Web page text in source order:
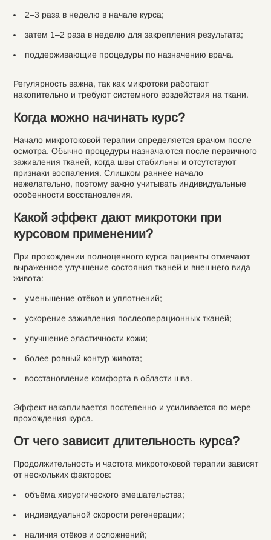
2–3 раза в неделю в начале курса;
затем 1–2 раза в неделю для закрепления результата;
поддерживающие процедуры по назначению врача.
Регулярность важна, так как микротоки работают
накопительно и требуют системного воздействия на ткани.
Когда можно начинать курс?
Начало микротоковой терапии определяется врачом после
осмотра. Обычно процедуры назначаются после первичного
заживления тканей, когда швы стабильны и отсутствуют
признаки воспаления. Слишком раннее начало
нежелательно, поэтому важно учитывать индивидуальные
особенности восстановления.
Какой эффект дают микротоки при
курсовом применении?
При прохождении полноценного курса пациенты отмечают
выраженное улучшение состояния тканей и внешнего вида
живота:
уменьшение отёков и уплотнений;
ускорение заживления послеоперационных тканей;
улучшение эластичности кожи;
более ровный контур живота;
восстановление комфорта в области шва.
Эффект накапливается постепенно и усиливается по мере
прохождения курса.
От чего зависит длительность курса?
Продолжительность и частота микротоковой терапии зависят
от нескольких факторов:
объёма хирургического вмешательства;
индивидуальной скорости регенерации;
наличия отёков и осложнений;